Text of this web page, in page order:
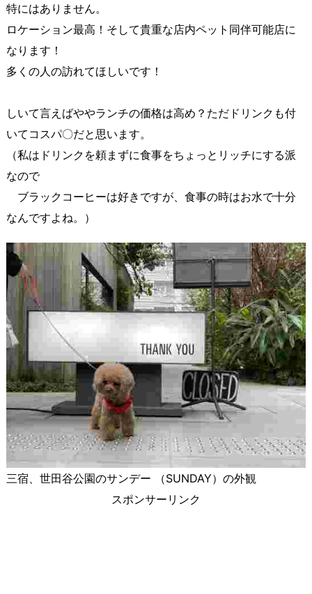
特にはありません。
ロケーション最高！そして貴重な店内ペット同伴可能店に
なります！
多くの人の訪れてほしいです！
しいて言えばややランチの価格は高め？ただドリンクも付
いてコスパ〇だと思います。
（私はドリンクを頼まずに食事をちょっとリッチにする派
なので
ブラックコーヒーは好きですが、食事の時はお水で十分
なんですよね。）
三宿、世田谷公園のサンデー （SUNDAY）の外観
スポンサーリンク